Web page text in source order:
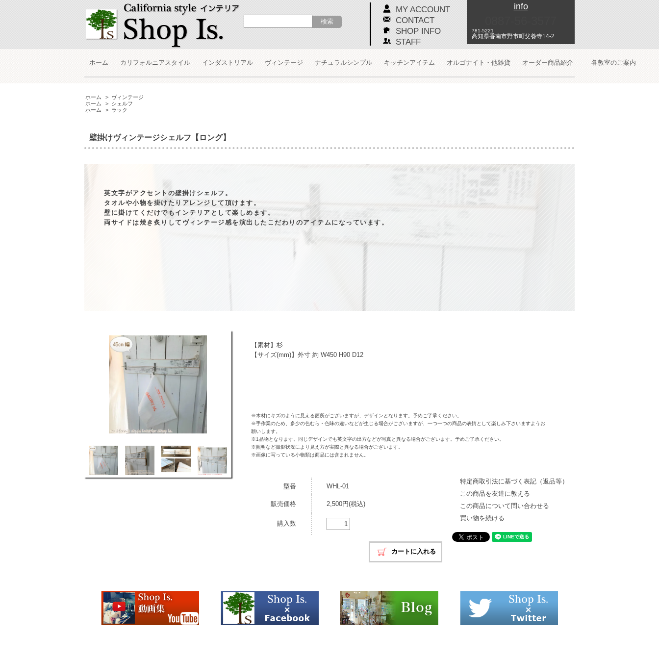
info
781-5221
高知県香南市野市町父養寺14-2
MY ACCOUNT
CONTACT
SHOP INFO
STAFF
ホーム カリフォルニアスタイル インダストリアル ヴィンテージ ナチュラルシンプル キッチンアイテム オルゴナイト・他雑貨 オーダー商品紹介 各教室のご案内
ホーム > ヴィンテージ
ホーム
> シェルフ
ホーム
> ラック
壁掛けヴィンテージシェルフ【ロング】
英文字がアクセントの壁掛けシェルフ。
タオルや小物を掛けたりアレンジして頂けます。
壁に掛けてくだけでもインテリアとして楽しめます。
両サイドは焼き炙りしてヴィンテージ感を演出したこだわりのアイテムになっています。
【素材】杉
【サイズ(mm)】外寸 約 W450 H90 D12
※木材にキズのように見える箇所がございますが、デザインとなります。予めご了承ください。
※手作業のため、多少の色むら・色味の違いなどが生じる場合がございますが、一つ一つの商品の表情として楽しみ下さいますようお
願いします。
※1品物となります。同じデザインでも英文字の出方などが写真と異なる場合がございます。予めご了承ください。
※照明など撮影状況により見え方が実際と異なる場合がございます。
※画像に写っている小物類は商品には含まれません。
型番 WHL-01
販売価格 2,500円(税込)
購入数
特定商取引法に基づく表記（返品等）
この商品を友達に教える
この商品について問い合わせる
買い物を続ける